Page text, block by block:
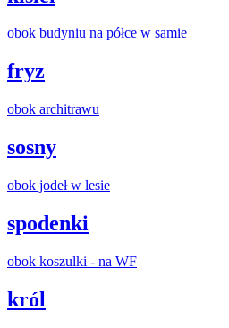
obok budyniu na półce w samie
fryz
obok architrawu
sosny
obok jodeł w lesie
spodenki
obok koszulki - na WF
król